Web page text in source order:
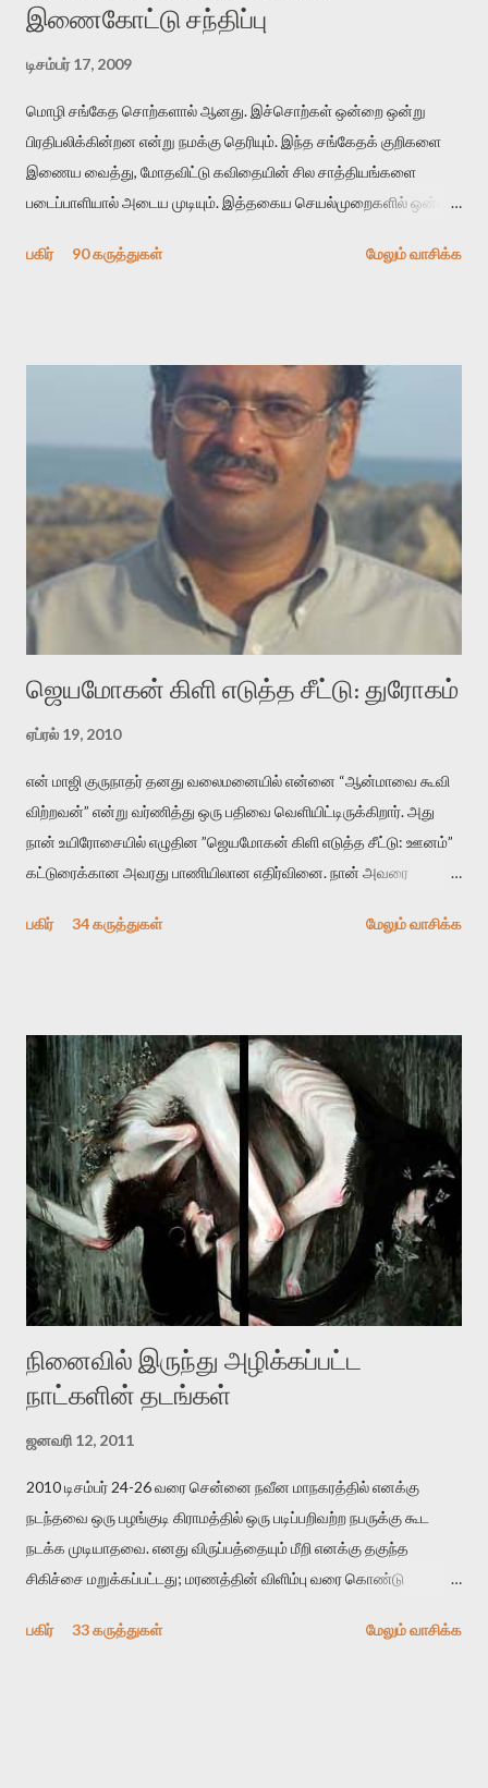
இணைகோட்டு சந்திப்பு
டிசம்பர் 17, 2009
மொழி சங்கேத சொற்களால் ஆனது. இச்சொற்கள் ஒன்றை ஒன்று
பிரதிபலிக்கின்றன என்று நமக்கு தெரியும். இந்த சங்கேதக் குறிகளை
இணைய வைத்து, மோதவிட்டு கவிதையின் சில சாத்தியங்களை
படைப்பாளியால் அடைய முடியும். இத்தகைய செயல்முறைகளில் ஒன்றை
காலத்தில் ஜாலவித்தைக்காரர்கள் வந்து போன பின் அவர்களின்
அதிகமாக்கும். கொல்லாது. ஒரு கனவை மீட்டெடுப்பதன் நோக்கம்
என்னவாக இருக்கும்? கவிதையின் அரூப இயக்கத்தை பொதுவயமாக
வடிக்க முயல்வதும் அதற்கே. கோயில் கருவறையின்
மென்வெளிச்சத்தில் நுண்பேசியின் படக்கருவியை இயக்கி சாத்தி
வைத்து விட்டு இயக்கத்தை அறிவோம். அறிதல் அபச்சாரமில்லை.
பயணப் படிமம் என்பது காக்னிடிவ் பொயடிக்ஸ் எனும் சமகால
விமர்சனத்தின் ஒரு முக்கிய கருவி. இக்கருவியை மனுஷ்யபுத்திரனின்
“காலை வணக்கங்கள்” எனும் ஒரு கவிதையில் சொருகப் போகிறோம்.
முதலில் கருவியை பழகுவோம். அன்றாட மொழியில் ஒன்று ம...
பகிர் 90 கருத்துகள் மேலும் வாசிக்க
ஜெயமோகன் கிளி எடுத்த சீட்டு: துரோகம்
ஏப்ரல் 19, 2010
என் மாஜி குருநாதர் தனது வலைமனையில் என்னை “ஆன்மாவை கூவி
விற்றவன்” என்று வர்ணித்து ஒரு பதிவை வெளியிட்டிருக்கிறார். அது
நான் உயிரோசையில் எழுதின ”ஜெயமோகன் கிளி எடுத்த சீட்டு: ஊனம்”
கட்டுரைக்கான அவரது பாணியிலான எதிர்வினை. நான் அவரை
பதிவை படித்த நண்பர்கள் பலரும் அவருக்காக இரக்கப்பட்டார்கள்.
தனது இணையதளத்திலே தொடர்ந்து பதிவு செய்கிறார். உயிர்மை
இன்னும் சில வருடங்களுக்கு தனக்கு எதிராக எழுத்தாளர்களை ஏவி
விட்டபடி இருக்கும் என்று ஒரு அச்சத்தை வெளிப்படுத்தியபடி
இருக்கிறார். அவர் கடுமையான பாதுகாப்பின்மை மனநிலையில் உள்ளார்.
உயிர்மை அவரை தாக்க உத்தேசித்தாலும் இல்லை என்றாலும்
ஜெயமோகன் அந்த பிரமையால் தொடர்ந்து அச்சுறுத்தலுக்கு உள்ளாகி
உள்ளார். உங்களை பற்றின இந்த தாக்குதல் கூட இதன் வெளிப்பாடு தான்”.
உண்மையே! ராக்கி படத்தில் குத்துச்சண்டை வீரராக வரும் சில்வெஸ்டர்
ஓரிடத்தில் சொல்வார்: ...
பகிர் 34 கருத்துகள் மேலும் வாசிக்க
நினைவில் இருந்து அழிக்கப்பட்ட
நாட்களின் தடங்கள்
ஜனவரி 12, 2011
2010 டிசம்பர் 24-26 வரை சென்னை நவீன மாநகரத்தில் எனக்கு
நடந்தவை ஒரு பழங்குடி கிராமத்தில் ஒரு படிப்பறிவற்ற நபருக்கு கூட
நடக்க முடியாதவை. எனது விருப்பத்தையும் மீறி எனக்கு தகுந்த
சிகிச்சை மறுக்கப்பட்டது; மரணத்தின் விளிம்பு வரை கொண்டு
பகிர்
33 கருத்துகள் மேலும் வாசிக்க